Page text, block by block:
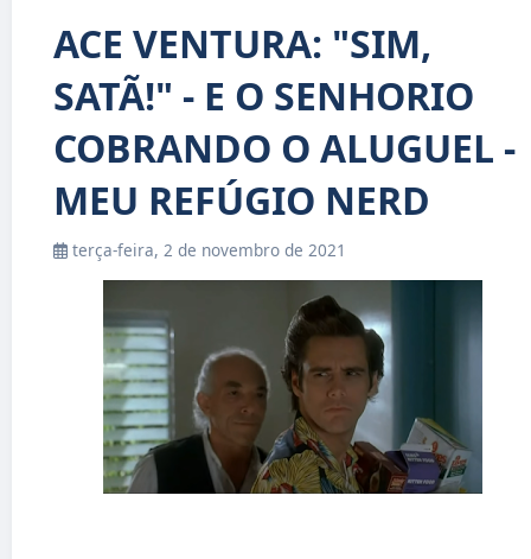
ACE VENTURA: "SIM,
SATÃ!" - E O SENHORIO
COBRANDO O ALUGUEL -
MEU REFÚGIO NERD
terça-feira, 2 de novembro de 2021